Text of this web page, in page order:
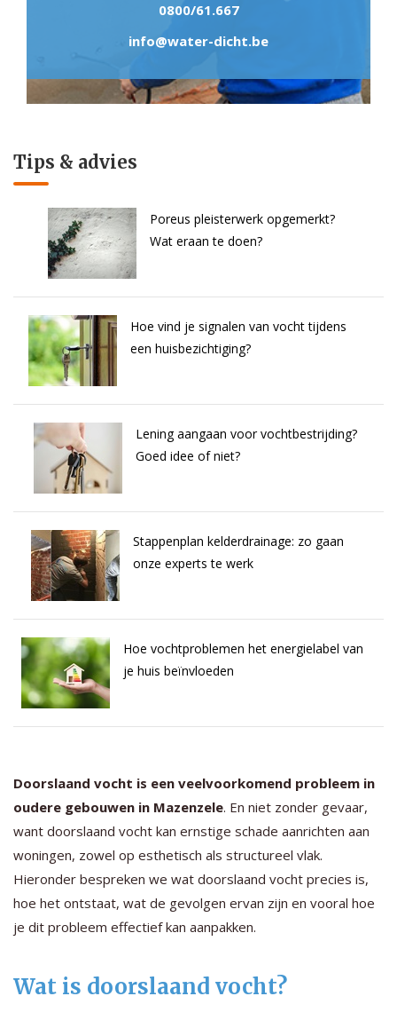
0800/61.667
info@water-dicht.be
Tips & advies
Poreus pleisterwerk opgemerkt?
Wat eraan te doen?
Hoe vind je signalen van vocht tijdens
een huisbezichtiging?
Lening aangaan voor vochtbestrijding?
Goed idee of niet?
Stappenplan kelderdrainage: zo gaan
onze experts te werk
Hoe vochtproblemen het energielabel van
je huis beïnvloeden
Doorslaand vocht is een veelvoorkomend probleem in
oudere gebouwen in Mazenzele. En niet zonder gevaar,
want doorslaand vocht kan ernstige schade aanrichten aan
woningen, zowel op esthetisch als structureel vlak.
Hieronder bespreken we wat doorslaand vocht precies is,
hoe het ontstaat, wat de gevolgen ervan zijn en vooral hoe
je dit probleem effectief kan aanpakken.
Wat is doorslaand vocht?